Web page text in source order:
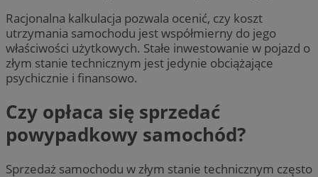
Racjonalna kalkulacja pozwala ocenić, czy koszt
utrzymania samochodu jest współmierny do jego
właściwości użytkowych. Stałe inwestowanie w pojazd o
złym stanie technicznym jest jedynie obciążające
psychicznie i finansowo.
Czy opłaca się sprzedać
powypadkowy samochód?
Sprzedaż samochodu w złym stanie technicznym często